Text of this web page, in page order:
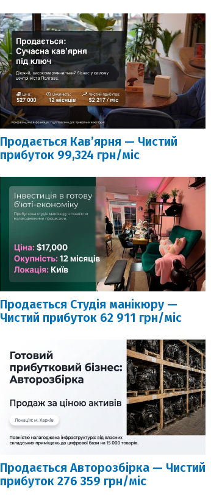
Продається Кавʼярня — Чистий
прибуток 99,324 грн/міс
Продається Студія манікюру —
Чистий прибуток 62 911 грн/міс
Продається Авторозбірка — Чистий
прибуток 276 359 грн/міс